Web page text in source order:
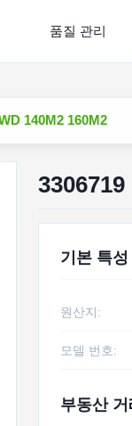
품질 관리
140M2 160M2
기본 특성
원산지:
모델 번호:
부동산 거